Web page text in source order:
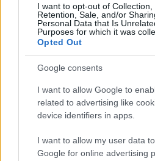
I want to opt-out of Collection,
Retention, Sale, and/or
Personal Data that Is
Purposes for which it was
Opted Out
Google consents
I want to allow Google to
related to advertising like
device identifiers in apps.
I want to allow my user data
Google for online advertising
Ha csak nem lépünk ki az Eu-
yatumux
14 éve
@Schindlеr Pistája: Nézd.
magadévá tennéd a fejlett
alap kultúráját.
Ez a stílus ott nem